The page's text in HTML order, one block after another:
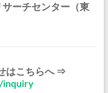
ーチセンター（東
はこちらへ ⇒
inquiry